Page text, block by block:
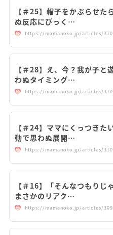
【＃25】帽子をかぶらせ
ぬ反応にびっく…
https://mamanoko.jp/articles/
【＃28】え、今？我が子と
わぬタイミング…
https://mamanoko.jp/articles/
【＃24】ママにくっつき
動で思わぬ展開…
https://mamanoko.jp/articles/
【＃16】「そんなつもり
まさかのリアク…
https://mamanoko.jp/articles/